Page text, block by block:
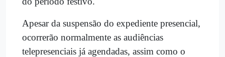
Apesar da suspensão do expediente presencial,
ocorrerão normalmente as audiências
telepresenciais já agendadas, assim como o